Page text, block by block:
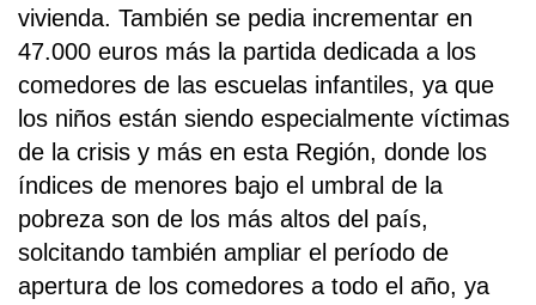
vivienda. También se pedia incrementar en
47.000 euros más la partida dedicada a los
comedores de las escuelas infantiles, ya que
los niños están siendo especialmente víctimas
de la crisis y más en esta Región, donde los
índices de menores bajo el umbral de la
pobreza son de los más altos del país,
solcitando también ampliar el período de
apertura de los comedores a todo el año, ya